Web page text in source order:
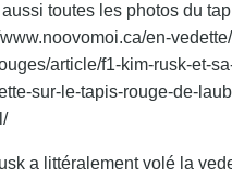
toutes les photos du
en-
article/f1-kim-rusk-et-
sur-le-tapis-rouge-de-
a littéralement volé la